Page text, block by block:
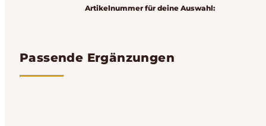
Artikelnummer für deine Auswahl:
Passende Ergänzungen